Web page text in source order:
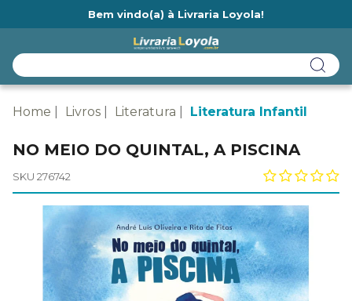
Bem vindo(a) à Livraria Loyola!
Home Livros Literatura Literatura Infantil
NO MEIO DO QUINTAL, A PISCINA
SKU 276742